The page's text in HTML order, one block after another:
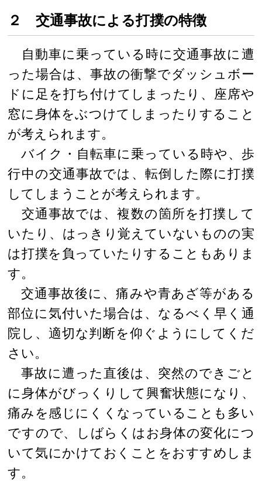
２ 交通事故による打撲の特徴
自動車に乗っている時に交通事故に遭
った場合は、事故の衝撃でダッシュボー
ドに足を打ち付けてしまったり、座席や
窓に身体をぶつけてしまったりすること
が考えられます。
バイク・自転車に乗っている時や、歩
行中の交通事故では、転倒した際に打撲
してしまうことが考えられます。
交通事故では、複数の箇所を打撲して
いたり、はっきり覚えていないものの実
は打撲を負っていたりすることもありま
す。
交通事故後に、痛みや青あざ等がある
部位に気付いた場合は、なるべく早く通
院し、適切な判断を仰ぐようにしてくだ
さい。
事故に遭った直後は、突然のできごと
に身体がびっくりして興奮状態になり、
痛みを感じにくくなっていることも多い
ですので、しばらくはお身体の変化につ
いて気にかけておくことをおすすめしま
す。